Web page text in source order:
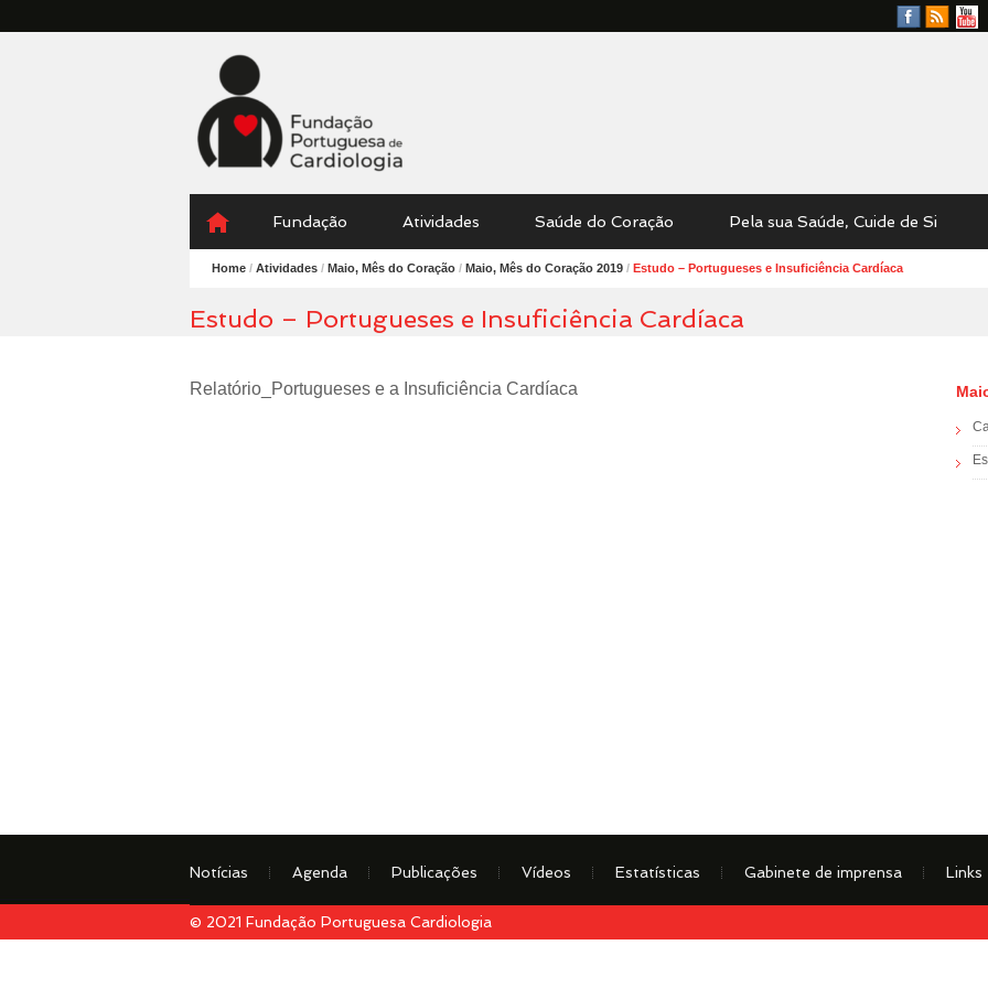
Facebook
RSS
Fundação
Portuguesa
Cardiologia
Menu
content
Fundação Atividades Saúde do Coração Pela sua Saúde, Cuide de Si
Home / Atividades / Maio, Mês do Coração / Maio, Mês do Coração 2019 / Estudo – Portugueses e Insuficiência Cardíaca
Estudo – Portugueses e Insuficiência Cardíaca
Relatório_Portugueses e a Insuficiência Cardíaca
Notícias Agenda Publicações Vídeos Estatísticas Gabinete de imprensa Links
© 2021 Fundação Portuguesa Cardiologia